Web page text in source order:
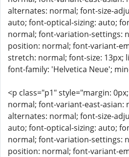
alternates: normal; font-size-
auto; font-optical-sizing: auto;
normal; font-variation-settings:
position: normal; font-variant-
stretch: normal; font-size: 13px;
font-family: 'Helvetica Neue';
<p class="p1" style="margin:
normal; font-variant-east-asian:
alternates: normal; font-size-
auto; font-optical-sizing: auto;
normal; font-variation-settings:
position: normal; font-variant-